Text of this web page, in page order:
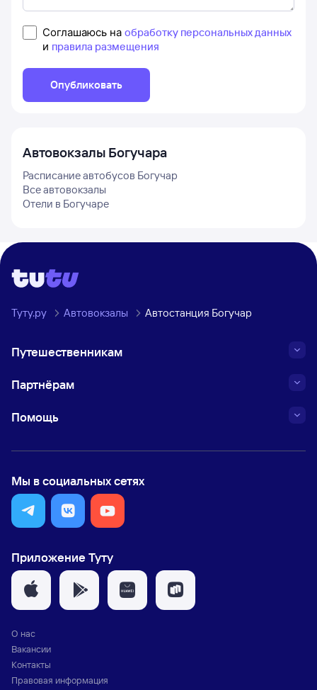
Соглашаюсь на обработку персональных данных
и правила размещения
Опубликовать
Автовокзалы Богучара
Расписание автобусов Богучар
Все автовокзалы
Отели в Богучаре
Туту.ру Автовокзалы Автостанция Богучар
Путешественникам
Партнёрам
Помощь
Мы в социальных сетях
Приложение Туту
О нас
Вакансии
Контакты
Правовая информация